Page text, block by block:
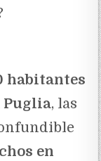
habitantes
Puglia, las
en